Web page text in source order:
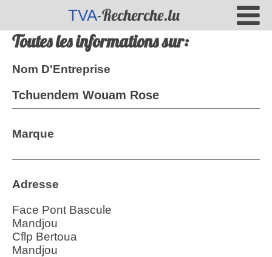
TVA-Recherche.lu
Toutes les informations sur:
Nom D'Entreprise
Tchuendem Wouam Rose
Marque
Adresse
Face Pont Bascule
Mandjou
Cflp Bertoua
Mandjou